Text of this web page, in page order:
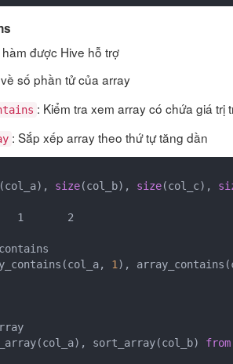
được Hive hỗ trợ
số phần tử của array
: Kiểm tra xem array có chứa giá trị
: Sắp xếp array theo thứ tự tăng dần
(col_a), size(col_b), size(col_c),
1       2
1 ),
sort_array(col_b) from